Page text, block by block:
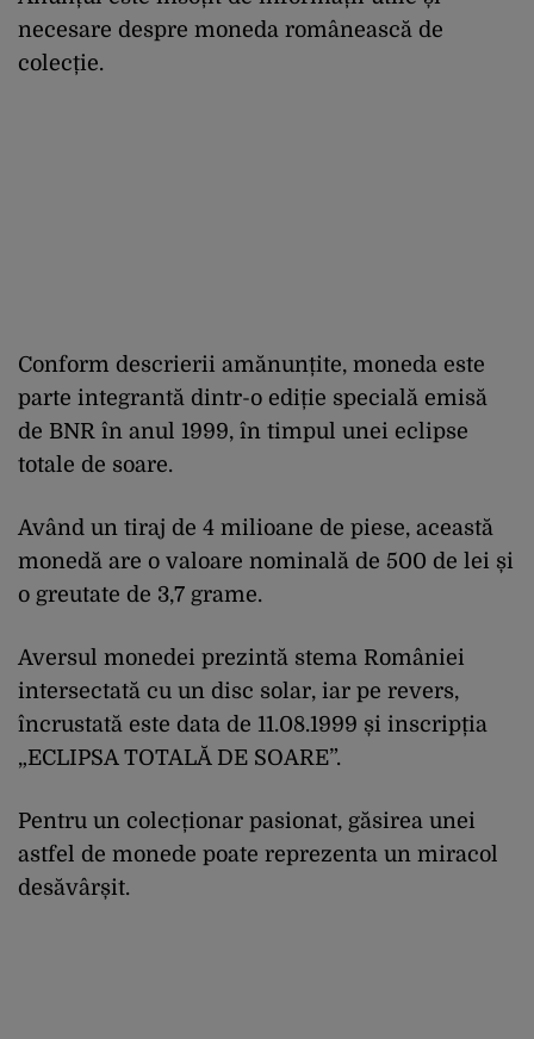
necesare despre moneda românească de
colecție.
Conform descrierii amănunțite, moneda este
parte integrantă dintr-o ediție specială emisă
de BNR în anul 1999, în timpul unei eclipse
totale de soare.
Având un tiraj de 4 milioane de piese, această
monedă are o valoare nominală de 500 de lei și
o greutate de 3,7 grame.
Aversul monedei prezintă stema României
intersectată cu un disc solar, iar pe revers,
încrustată este data de 11.08.1999 și inscripția
„ECLIPSA TOTALĂ DE SOARE”.
Pentru un colecționar pasionat, găsirea unei
astfel de monede poate reprezenta un miracol
desăvârșit.